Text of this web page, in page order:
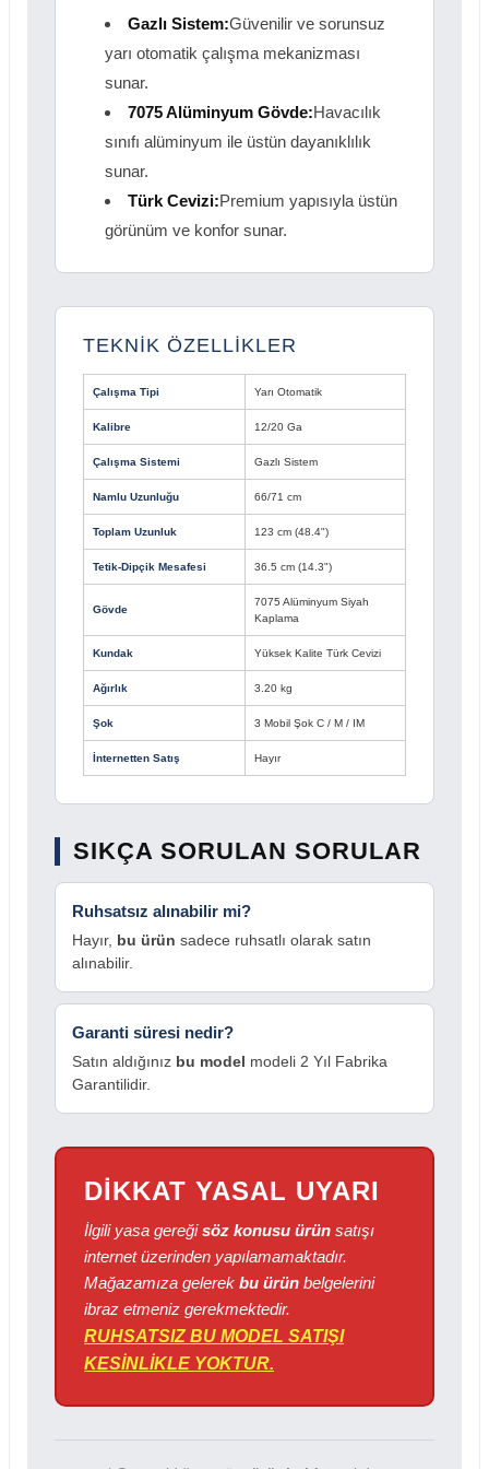
Gazlı Sistem:Güvenilir ve sorunsuz
yarı otomatik çalışma mekanizması
sunar.
7075 Alüminyum Gövde:Havacılık
sınıfı alüminyum ile üstün dayanıklılık
sunar.
Türk Cevizi:Premium yapısıyla üstün
görünüm ve konfor sunar.
TEKNİK ÖZELLİKLER
Çalışma Tipi Yarı Otomatik
Kalibre 12/20 Ga
Çalışma Sistemi Gazlı Sistem
Namlu Uzunluğu 66/71 cm
Toplam Uzunluk 123 cm (48.4")
Tetik-Dipçik Mesafesi 36.5 cm (14.3")
Gövde
7075 Alüminyum Siyah
Kaplama
Kundak Yüksek Kalite Türk Cevizi
Ağırlık 3.20 kg
Şok 3 Mobil Şok C / M / IM
İnternetten Satış Hayır
SIKÇA SORULAN SORULAR
Ruhsatsız alınabilir mi?
Hayır, bu ürün sadece ruhsatlı olarak satın
alınabilir.
Garanti süresi nedir?
Satın aldığınız bu model modeli 2 Yıl Fabrika
Garantilidir.
DİKKAT YASAL UYARI
İlgili yasa gereğisöz konusu ürün satışı
internet üzerinden yapılamamaktadır.
Mağazamıza gelerek bu ürün belgelerini
ibraz etmeniz gerekmektedir.
RUHSATSIZ BU MODEL SATIŞI
KESİNLİKLE YOKTUR.